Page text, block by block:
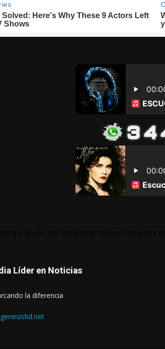
Líder en Noticias
la diferencia